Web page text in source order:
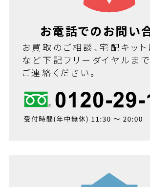
お電話でのお問い
お買取のご相談、宅配キッ
など下記フリーダイヤルま
ご連絡ください。